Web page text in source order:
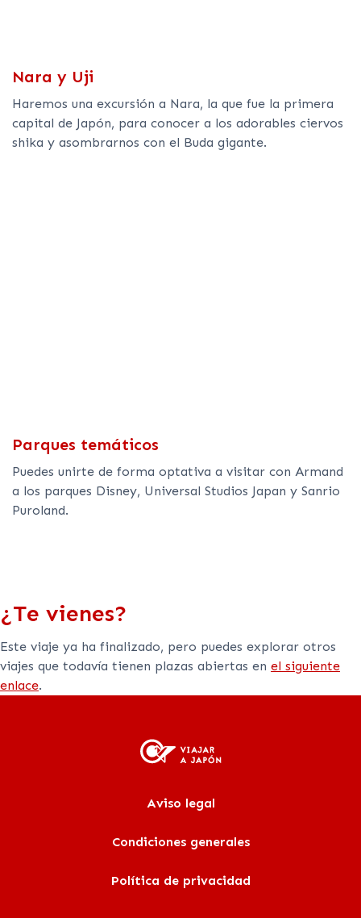
Nara y Uji
Haremos una excursión a Nara, la que fue la primera
capital de Japón, para conocer a los adorables ciervos
shika y asombrarnos con el Buda gigante.
Parques temáticos
Puedes unirte de forma optativa a visitar con Armand
a los parques Disney, Universal Studios Japan y Sanrio
Puroland.
¿Te vienes?
Este viaje ya ha finalizado, pero puedes explorar otros
viajes que todavía tienen plazas abiertas en el siguiente
enlace.
Aviso legal
Condiciones generales
Política de privacidad